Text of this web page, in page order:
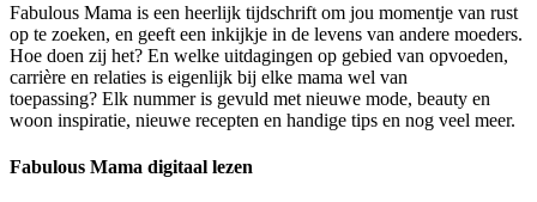
Fabulous Mama is een heerlijk tijdschrift om jou momentje van rust
op te zoeken, en geeft een inkijkje in de levens van andere moeders.
Hoe doen zij het? En welke uitdagingen op gebied van opvoeden,
carrière en relaties is eigenlijk bij elke mama wel van
toepassing? Elk nummer is gevuld met nieuwe mode, beauty en
woon inspiratie, nieuwe recepten en handige tips en nog veel meer.
Fabulous Mama digitaal lezen